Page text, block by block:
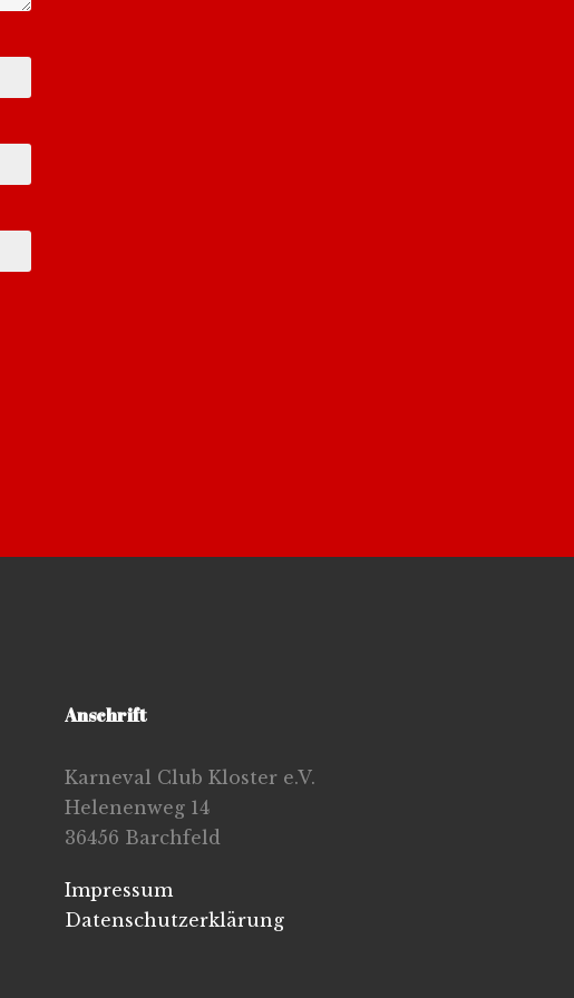
Anschrift
Karneval Club Kloster e.V.
Helenenweg 14
36456 Barchfeld
Impressum
Datenschutzerklärung